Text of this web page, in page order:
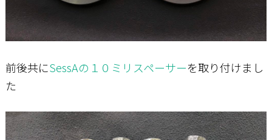
前後共にSessAの１０ミリスペーサーを取り付けまし
た